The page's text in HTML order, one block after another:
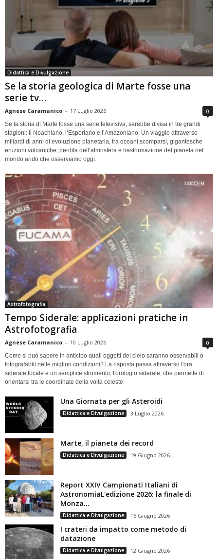
Didattica e Divulgazione
Se la storia geologica di Marte fosse una
serie tv…
Agnese Caramanico - 17 Luglio 2026 0
Se la storia di Marte fosse una serie televisiva, sarebbe divisa in tre grandi
stagioni: il Noachiano, l’Esperiano e l’Amazoniano. Un viaggio attraverso
miliardi di anni di evoluzione planetaria, tra oceani scomparsi, gigantesche
eruzioni vulcaniche, perdita dell’atmosfera e trasformazione del pianeta nel
mondo arido che osserviamo oggi.
Astrofotografia
Tempo Siderale: applicazioni pratiche in
Astrofotografia
Agnese Caramanico - 10 Luglio 2026 0
Come si può sapere in anticipo quali oggetti del cielo saranno osservabili o
fotografabili nelle migliori condizioni? La risposta passa attraverso l'ora
siderale locale e un semplice strumento, l'orologio siderale, che permette di
orientarsi tra le coordinate della volta celeste
Una Giornata per gli Asteroidi
Didattica e Divulgazione 3 Luglio 2026
Marte, il pianeta dei record
Didattica e Divulgazione 19 Giugno 2026
Report XXIV Campionati Italiani di
AstronomiaL'edizione 2026: la finale di
Monza...
Didattica e Divulgazione 16 Giugno 2026
I crateri da impatto come metodo di
datazione
Didattica e Divulgazione 12 Giugno 2026